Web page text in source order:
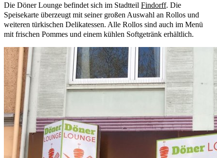
Die Döner Lounge befindet sich im Stadtteil Findorff. Die
Speisekarte überzeugt mit seiner großen Auswahl an Rollos und
weiteren türkischen Delikatessen. Alle Rollos sind auch im Menü
mit frischen Pommes und einem kühlen Softgetränk erhältlich.